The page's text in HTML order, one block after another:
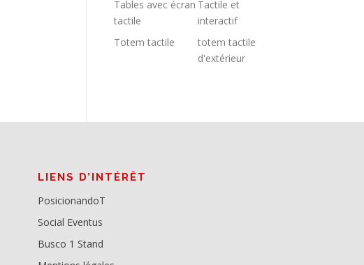
Tables avec écran
tactile
Tactile et
interactif
Totem tactile
totem tactile
d'extérieur
LIENS D’INTÉRÊT
PosicionandoT
Social Eventus
Busco 1 Stand